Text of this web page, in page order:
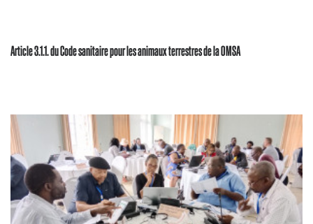
Article 3.1.1. du Code sanitaire pour les animaux terrestres de la OMSA